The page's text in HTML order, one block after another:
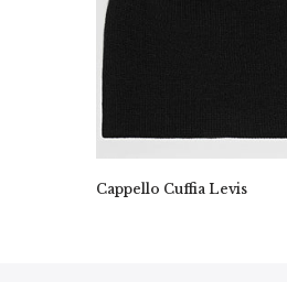
Cappello Cuffia Levis